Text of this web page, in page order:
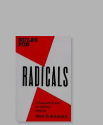
dcto.